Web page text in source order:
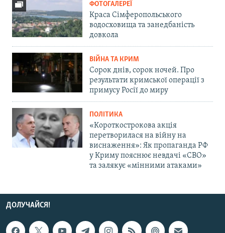
ФОТОГАЛЕРЕЇ
Краса Сімферопольського
водосховища та занедбаність
довкола
ВІЙНА ТА КРИМ
Сорок днів, сорок ночей. Про
результати кримської операції з
примусу Росії до миру
ПОЛІТИКА
«Короткострокова акція
перетворилася на війну на
виснаження»: Як пропаганда РФ
у Криму пояснює невдачі «СВО»
та залякує «мінними атаками»
ДОЛУЧАЙСЯ!